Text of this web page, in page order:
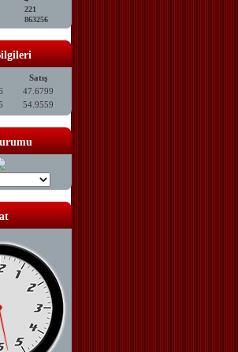
221
863256
Satış
47.6799
54.9559